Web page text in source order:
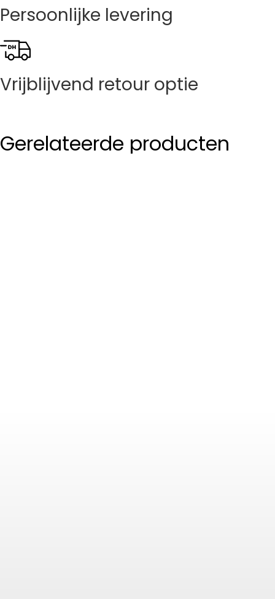
Persoonlijke levering
Vrijblijvend retour optie
Gerelateerde producten